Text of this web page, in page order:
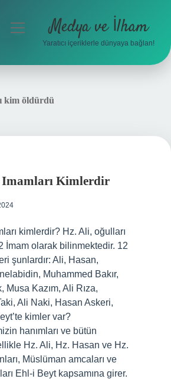
menüyü
Medya ve İlham
Yaratıcı içeriklerle dünyaya bağlan!
kim öldürdü
Kimlerdir
kimlerdir? Hz. Ali, oğulları
İmam olarak bilinmektedir. 12
şunlardır: Ali, Hasan,
Muhammed Bakır,
Musa Kazım, Ali Rıza,
Ali Naki, Hasan Askeri,
kimler var?
hanımları ve bütün
Hz. Ali, Hz. Hasan ve Hz.
Müslüman amcaları ve
Ehl-i Beyt kapsamına girer.